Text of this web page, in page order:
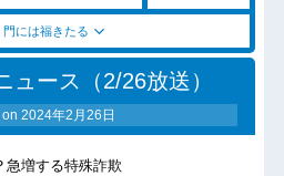
門には福きたる
ュース（2/26放送）
2024年2月26日
急増する特殊詐欺